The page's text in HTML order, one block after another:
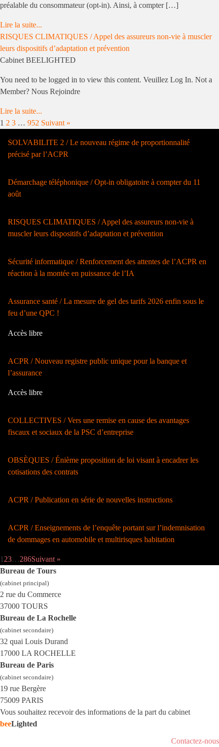
préalable du consommateur (opt-in). Ainsi, à compter […]
Lire la suite...
RISQUES CLIMATIQUES / Appel des assureurs non-vie à muscler
leurs dispositifs d’adaptation et prévention
Cabinet BEELIGHTED
You need to be logged in to view this content. Veuillez Log In. Not a
Member? Nous Rejoindre
Lire la suite...
1 2 3 … 952 Suivant »
SOLVABILITE 2 / Le nouveau régime de proportionnalité
précisé par l’ACPR
Démarchage téléphonique / Opt-in obligatoire à compter du 11
août
RISQUES CLIMATIQUES / Appel des assureurs non-vie à
muscler leurs dispositifs d’adaptation et prévention
Sécurité informatique / Renforcement des attentes de l’ACPR en
réaction à la montée en puissance de l’IA
Assurance santé / La mesure de gel des tarifs 2026 enfin sous le
feu d’une QPC !
Accès libre
ACPR / Nouveau registre public unique pour la banque et
l’assurance
Accès libre
COLLECTIVES / Vers une remise en cause des avantages
fiscaux et sociaux de la PSC d’entreprise
OBSÈQUES / Énième proposition de loi visant à encadrer les
cotisations des contrats
ACPR / Publication en série de nouvelles instructions
ACPR / Enseignements de l’enquête portant sur l’indemnisation
de dommages en automobile et multirisques habitation
123…286Suivant »
Bureau de Tours
(cabinet principal)
2 rue du Commerce
37000 TOURS
Bureau de La Rochelle
(cabinet secondaire)
32 quai Louis Durand
17000 LA ROCHELLE
Bureau de Paris
(cabinet secondaire)
19 rue Bergère
75009 PARIS
Vous souhaitez recevoir des informations de la part du cabinet
beeLighted
Contactez-nous